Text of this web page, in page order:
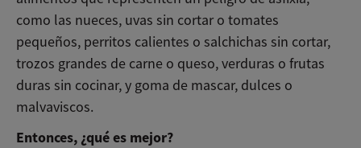
como las nueces, uvas sin cortar o tomates
pequeños, perritos calientes o salchichas sin cortar,
trozos grandes de carne o queso, verduras o frutas
duras sin cocinar, y goma de mascar, dulces o
malvaviscos.
Entonces, ¿qué es mejor?